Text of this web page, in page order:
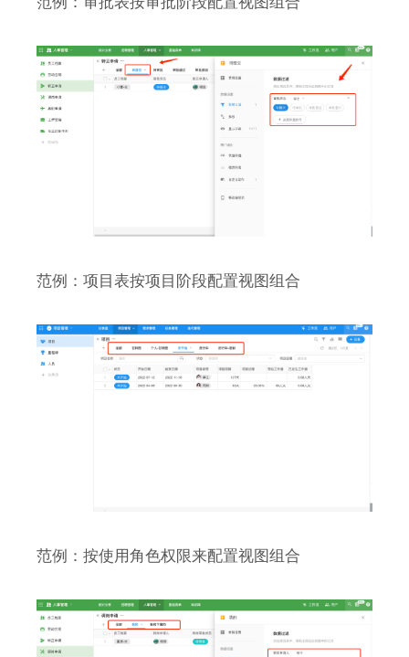
范例：项目表按项目阶段配置视图组合
范例：按使用角色权限来配置视图组合